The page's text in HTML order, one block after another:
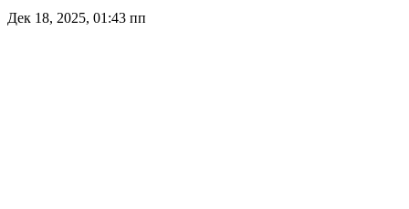
Дек 18, 2025, 01:43 пп